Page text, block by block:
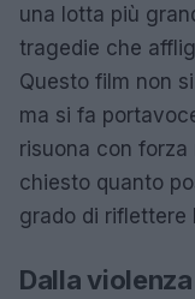
una lotta più
tragedie che
Questo film non
ma si fa
risuona con forza
chiesto quanto
grado di riflettere
Dalla